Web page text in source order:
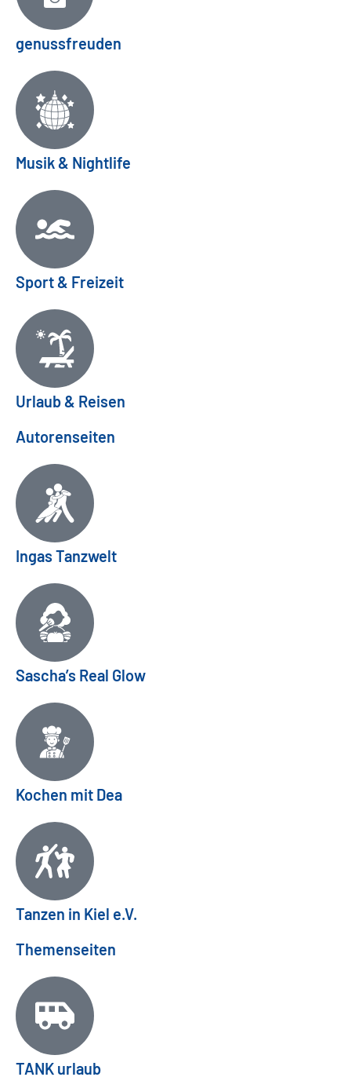
genussfreuden
Musik & Nightlife
Sport & Freizeit
Urlaub & Reisen
Autorenseiten
Ingas Tanzwelt
Sascha’s Real Glow
Kochen mit Dea
Tanzen in Kiel e.V.
Themenseiten
TANK urlaub
Mettenhofer Stadtteilfest 2026: Familienfest
am 26.09.